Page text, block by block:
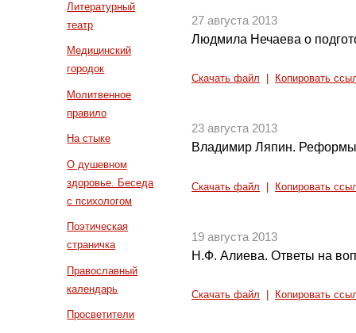
Литературный
театр
Медицинский
городок
Молитвенное
правило
На стыке
О душевном
здоровье. Беседа
с психологом
Поэтическая
страничка
Православный
календарь
Просветители
27 августа 2013
Людмила Нечаева о
Скачать файл Копировать
23 августа 2013
Владимир Ляпин. Реформы
Скачать файл Копировать
19 августа 2013
Н.Ф. Алиева. Ответы на
Скачать файл Копировать